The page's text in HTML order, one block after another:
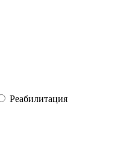
Реабилитация